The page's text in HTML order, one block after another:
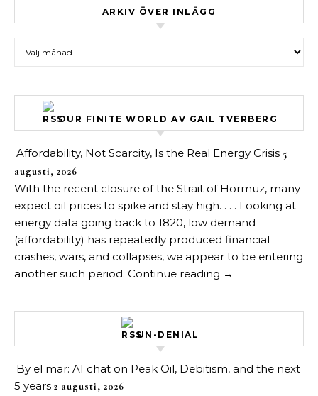
ARKIV ÖVER INLÄGG
OUR FINITE WORLD AV GAIL TVERBERG
Affordability, Not Scarcity, Is the Real Energy Crisis 5
augusti, 2026
With the recent closure of the Strait of Hormuz, many
expect oil prices to spike and stay high. . . . Looking at
energy data going back to 1820, low demand
(affordability) has repeatedly produced financial
crashes, wars, and collapses, we appear to be entering
another such period. Continue reading →
UN-DENIAL
By el mar: AI chat on Peak Oil, Debitism, and the next
5 years 2 augusti, 2026